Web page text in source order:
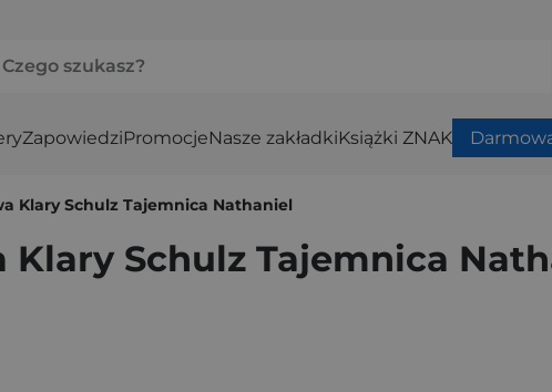
ZapowiedziPromocjeNasze zakładkiKsiążki ZNAK
Klary Schulz Tajemnica Nathaniel
Klary Schulz Tajemnica